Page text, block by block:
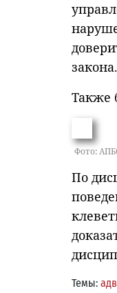
закона.
Также
Фото:
По
Темы: